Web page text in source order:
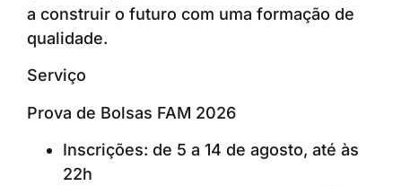
a construir o futuro com uma formação de
qualidade.
Serviço
Prova de Bolsas FAM 2026
Inscrições: de 5 a 14 de agosto, até às
22h